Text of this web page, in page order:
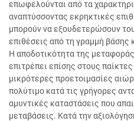
επωφελούνται από τα
αναπτύσσοντας εκρηκτικές
μπορούν να εξουδετερώσουν
επιθέσεις από τη γραμμή βάσης
Η αποδοτικότητα της
επιτρέπει επίσης στους
μικρότερες προετοιμασίες
πολύτιμο κατά τις γρήγορες
αμυντικές καταστάσεις που
μεταβάσεις. Κατά την